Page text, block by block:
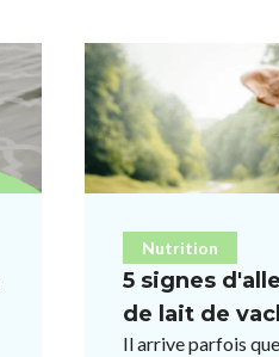
Nutrition
5 signes
de lait de
Il arrive parfois